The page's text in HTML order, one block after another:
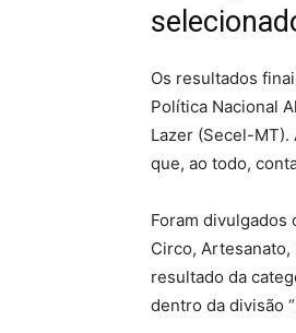
Os resultados
Política Nacional
Lazer (Secel-
que, ao todo,
Foram divulgados
Circo, Artesanato,
resultado da
dentro da divisão